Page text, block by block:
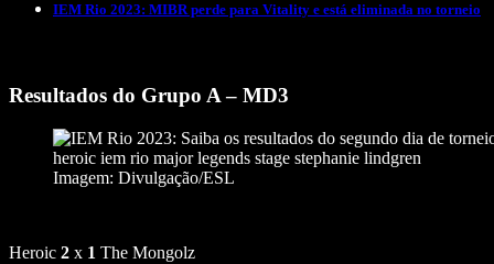
IEM Rio 2023: MIBR perde para Vitality e está eliminada no torneio
Resultados do Grupo A – MD3
Imagem: Divulgação/ESL
Heroic 2 x 1 The Mongolz